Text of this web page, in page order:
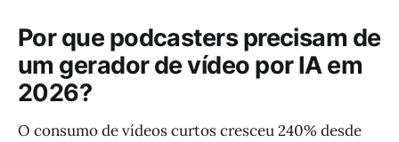
Por que podcasters precisam de
um gerador de vídeo por IA em
2026?
O consumo de vídeos curtos cresceu 240% desde